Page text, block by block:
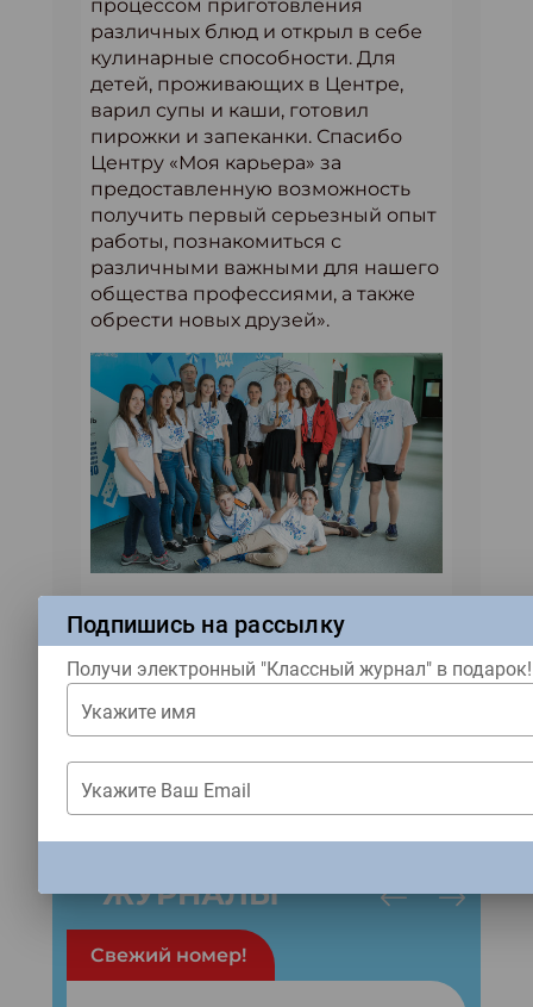
процессом приготовления
различных блюд и открыл в себе
кулинарные способности. Для
детей, проживающих в Центре,
варил супы и каши, готовил
пирожки и запеканки. Спасибо
Центру «Моя карьера» за
предоставленную возможность
получить первый серьезный опыт
работы, познакомиться с
различными важными для нашего
общества профессиями, а также
обрести новых друзей».
Ждем тебя в наших соцсетях!
Купить журнал
ЖУРНАЛЫ
Свежий номер!
Подпишись на рассылку
Получи электронный "Классный журнал" в подарок!
Укажите имя
Укажите Ваш Email